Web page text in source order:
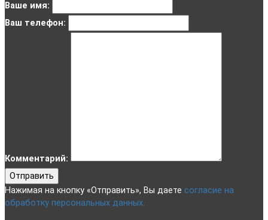
Ваше имя:
Ваш телефон:
Комментарий:
Отправить
Нажимая на кнопку «Отправить», Вы даете согласие на
обработку персональных данных.